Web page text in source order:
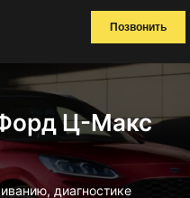
Позвонить
Ц-Макс
диагностике